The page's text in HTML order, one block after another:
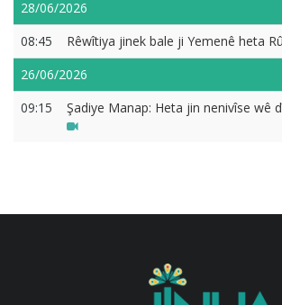
28/06/2026
08:45
Rêwîtiya jinek bale ji Yemenê heta
26/06/2026
09:15
Şadiye Manap: Heta jin nenivîse wê